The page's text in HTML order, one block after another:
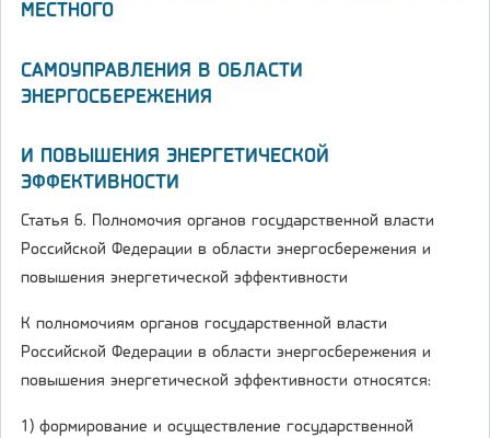
МЕСТНОГО
САМОУПРАВЛЕНИЯ В ОБЛАСТИ
ЭНЕРГОСБЕРЕЖЕНИЯ
И ПОВЫШЕНИЯ ЭНЕРГЕТИЧЕСКОЙ
ЭФФЕКТИВНОСТИ
Статья 6. Полномочия органов государственной власти
Российской Федерации в области энергосбережения и
повышения энергетической эффективности
К полномочиям органов государственной власти
Российской Федерации в области энергосбережения и
повышения энергетической эффективности относятся:
1) формирование и осуществление государственной